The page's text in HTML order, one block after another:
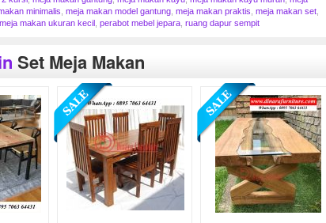
minimalis meja makan model gantung meja makan praktis meja makan set
meja makan ukuran kecil perabot mebel jepara ruang dapur sempit
Set Meja Makan